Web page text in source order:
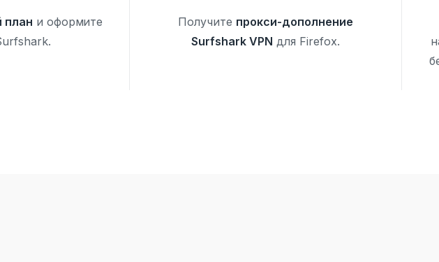
план и оформите
Получите прокси-дополнение
Surfshark VPN для Firefox.